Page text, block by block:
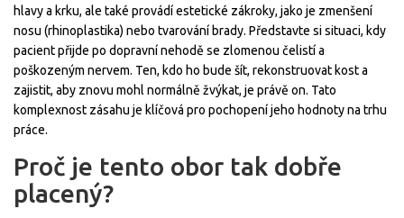
hlavy a krku, ale také provádí estetické zákroky, jako je zmenšení
nosu (rhinoplastika) nebo tvarování brady. Představte si situaci, kdy
pacient přijde po dopravní nehodě se zlomenou čelistí a
poškozeným nervem. Ten, kdo ho bude šít, rekonstruovat kost a
zajistit, aby znovu mohl normálně žvýkat, je právě on. Tato
komplexnost zásahu je klíčová pro pochopení jeho hodnoty na trhu
práce.
Proč je tento obor tak dobře
placený?